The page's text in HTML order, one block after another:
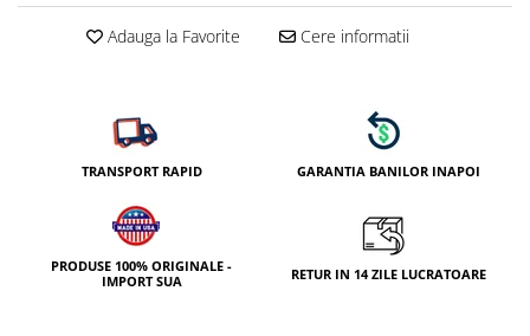
Adauga la Favorite Cere informatii
TRANSPORT RAPID GARANTIA BANILOR INAPOI
PRODUSE 100% ORIGINALE -
IMPORT SUA
RETUR IN 14 ZILE LUCRATOARE